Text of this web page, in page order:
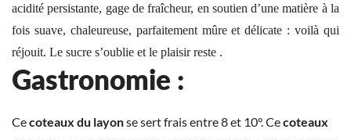
acidité persistante, gage de fraîcheur, en soutien d’une matière à la
fois suave, chaleureuse, parfaitement mûre et délicate : voilà qui
réjouit. Le sucre s’oublie et le plaisir reste .
Gastronomie :
Cecoteaux du layonse sert frais entre 8 et 10°. Cecoteaux